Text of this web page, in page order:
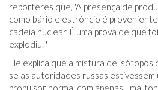
repórteres que, 'A presença de
como bário e estrôncio é
cadeia nuclear. É uma prova de que
explodiu. '
Ele explica que a mistura de
se as autoridades russas estivessem
propulsor normal com apenas uma